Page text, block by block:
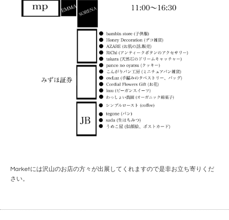
Marketには沢山のお店の方々が出展してくれますので是非お立ち寄りくだ
さい。